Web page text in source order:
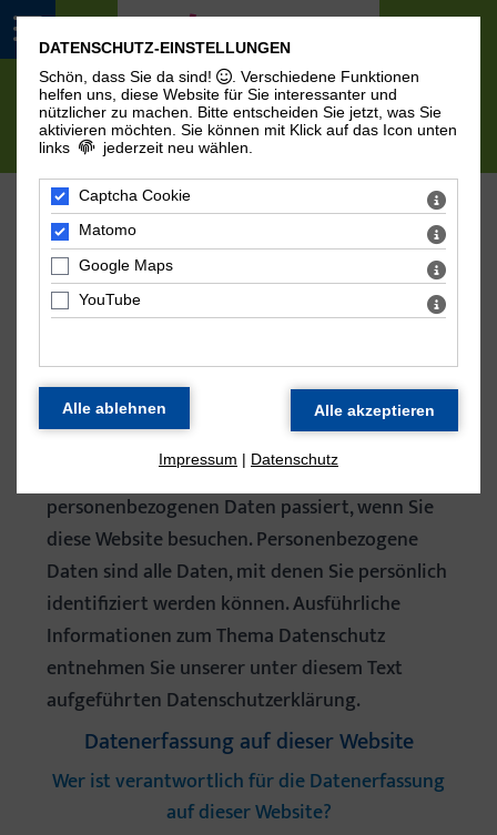
DATENSCHUTZ­ERKLÄRUNG
1. Datenschutz auf einen
Allgemeine Hinweise
Die folgenden Hinweise geben einen einfachen
Überblick darüber, was mit Ihren
personenbezogenen Daten passiert, wenn Sie
diese Website besuchen. Personenbezogene
Daten sind alle Daten, mit denen Sie persönlich
identifiziert werden können. Ausführliche
Informationen zum Thema Datenschutz
entnehmen Sie unserer unter diesem Text
aufgeführten Datenschutzerklärung.
Datenerfassung auf dieser Website
Wer ist verantwortlich für die Datenerfassung
auf dieser Website?
DATENSCHUTZ-EINSTELLUNGEN
Schön, dass Sie da sind!
. Verschiedene Funktionen
helfen uns, diese Website für Sie interessanter und
nützlicher zu machen.
Bitte entscheiden Sie jetzt, was Sie
aktivieren möchten. Sie können mit Klick auf das Icon unten
links
jederzeit neu wählen.
Captcha Cookie
Matomo
Google Maps
YouTube
Impressum | Datenschutz